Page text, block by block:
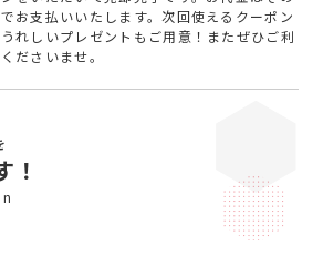
お支払いいたします。次回使えるクーポン
れしいプレゼントもご用意！またぜひご利
ださいませ。
！